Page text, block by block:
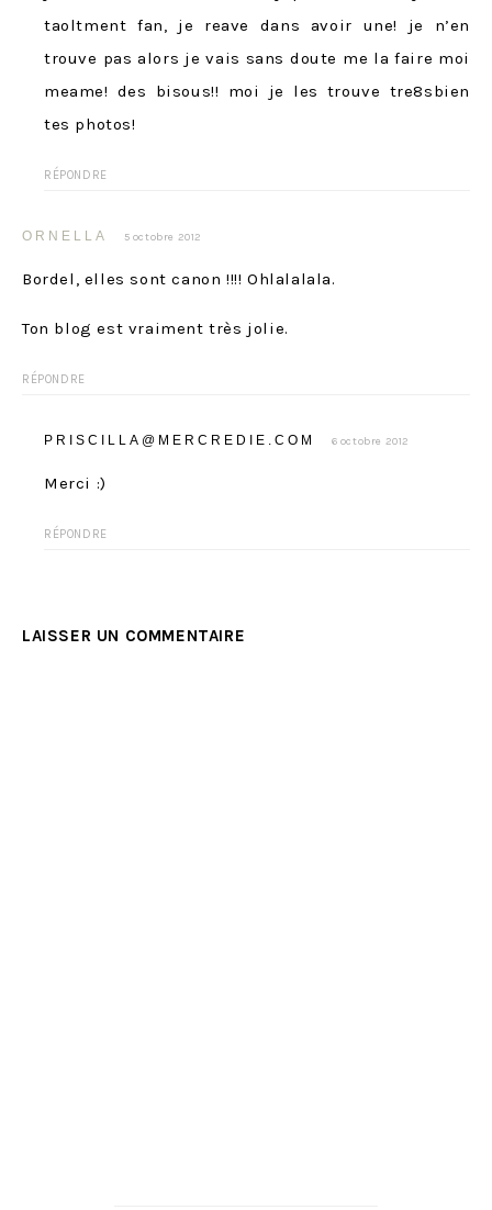
taoltment fan, je reave dans avoir une! je n’en
trouve pas alors je vais sans doute me la faire moi
meame! des bisous!! moi je les trouve tre8sbien
tes photos!
RÉPONDRE
ORNELLA 5 octobre 2012
Bordel, elles sont canon !!!! Ohlalalala.
Ton blog est vraiment très jolie.
RÉPONDRE
PRISCILLA@MERCREDIE.COM 6 octobre 2012
Merci :)
RÉPONDRE
LAISSER UN COMMENTAIRE